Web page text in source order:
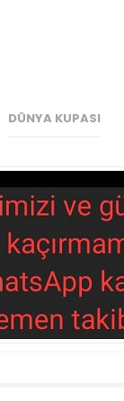
DÜNYA KUPASI